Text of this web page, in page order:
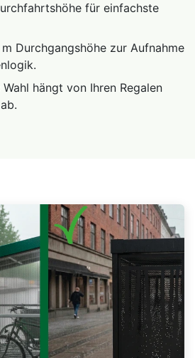
für einfachste
Durchgangshöhe zur Aufnahme
hängt von Ihren Regalen